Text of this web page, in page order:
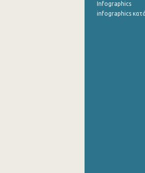
Ιουλίου
Infographics
infographics